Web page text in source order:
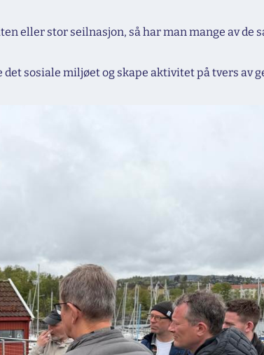
eller stor seilnasjon, så har man mange av de
sosiale miljøet og skape aktivitet på tvers av